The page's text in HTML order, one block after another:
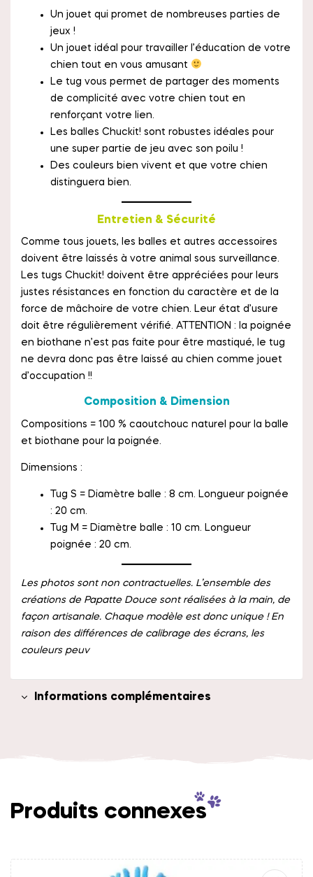
Un jouet qui promet de nombreuses parties de
jeux !
Un jouet idéal pour travailler l’éducation de votre
chien tout en vous amusant
Le tug vous permet de partager des moments
de complicité avec votre chien tout en
renforçant votre lien.
Les balles Chuckit! sont robustes idéales pour
une super partie de jeu avec son poilu !
Des couleurs bien vivent et que votre chien
distinguera bien.
Entretien & Sécurité
Comme tous jouets, les balles et autres accessoires
doivent être laissés à votre animal sous surveillance.
Les tugs Chuckit! doivent être appréciées pour leurs
justes résistances en fonction du caractère et de la
force de mâchoire de votre chien. Leur état d’usure
doit être régulièrement vérifié. ATTENTION : la poignée
en biothane n’est pas faite pour être mastiqué, le tug
ne devra donc pas être laissé au chien comme jouet
d’occupation !!
Composition & Dimension
Compositions = 100 % caoutchouc naturel pour la balle
et biothane pour la poignée.
Dimensions :
Tug S = Diamètre balle : 8 cm. Longueur poignée
: 20 cm.
Tug M = Diamètre balle : 10 cm. Longueur
poignée : 20 cm.
Les photos sont non contractuelles. L’ensemble des
créations de Papatte Douce sont réalisées à la main, de
façon artisanale. Chaque modèle est donc unique ! En
raison des différences de calibrage des écrans, les
couleurs peuv
Informations complémentaires
Produits connexes